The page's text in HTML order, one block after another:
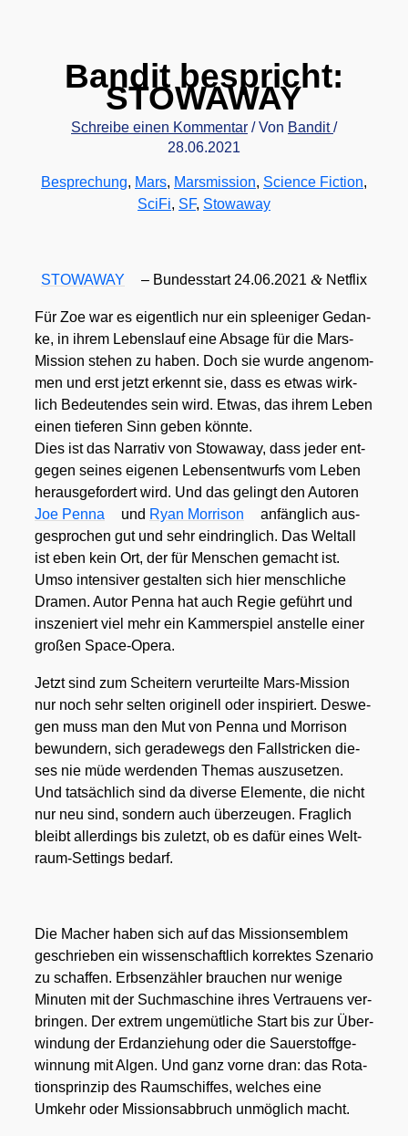
Bandit bespricht:
STOWAWAY
Schreibe einen Kommentar / Von Bandit/
28.06.2021
Besprechung, Mars, Marsmission, Science Fiction,
SciFi, SF, Stowaway
STOWAWAY – Bun­des­start 24.06.2021 & Net­flix
Für Zoe war es eigent­lich nur ein splee­ni­ger Gedan­
ke, in ihrem Lebens­lauf eine Absa­ge für die Mars-
Mis­si­on ste­hen zu haben. Doch sie wur­de ange­nom­
men und erst jetzt erkennt sie, dass es etwas wirk­
lich Bedeu­ten­des sein wird. Etwas, das ihrem Leben
einen tie­fe­ren Sinn geben könn­te.
Dies ist das Nar­ra­tiv von Sto­wa­way, dass jeder ent­
ge­gen sei­nes eige­nen Lebens­ent­wurfs vom Leben
her­aus­ge­for­dert wird. Und das gelingt den Autoren
Joe Pen­na
und Ryan Mor­ri­son
anfäng­lich aus­
ge­spro­chen gut und sehr ein­dring­lich. Das Welt­all
ist eben kein Ort, der für Men­schen gemacht ist.
Umso inten­si­ver gestal­ten sich hier mensch­li­che
Dra­men. Autor Pen­na hat auch Regie geführt und
insze­niert viel mehr ein Kam­mer­spiel anstel­le einer
gro­ßen Space-Ope­ra.
Jetzt sind zum Schei­tern ver­ur­teil­te Mars-Mis­si­on
nur noch sehr sel­ten ori­gi­nell oder inspi­riert. Des­we­
gen muss man den Mut von Pen­na und Mor­ri­son
bewun­dern, sich gera­de­wegs den Fall­stri­cken die­
ses nie müde wer­den­den The­mas aus­zu­set­zen.
Und tat­säch­lich sind da diver­se Ele­men­te, die nicht
nur neu sind, son­dern auch über­zeu­gen. Frag­lich
bleibt aller­dings bis zuletzt, ob es dafür eines Welt­
raum-Set­tings bedarf.
Die Macher haben sich auf das Mis­si­ons­em­blem
geschrie­ben ein wis­sen­schaft­lich kor­rek­tes Sze­na­rio
zu schaf­fen. Erb­sen­zäh­ler brau­chen nur weni­ge
Minu­ten mit der Such­ma­schi­ne ihres Ver­trau­ens ver­
brin­gen. Der extrem unge­müt­li­che Start bis zur Über­
win­dung der Erd­an­zie­hung oder die Sau­er­stoff­ge­
win­nung mit Algen. Und ganz vor­ne dran: das Rota­
ti­ons­prin­zip des Raum­schif­fes, wel­ches eine
Umkehr oder Mis­si­ons­ab­bruch unmög­lich macht.